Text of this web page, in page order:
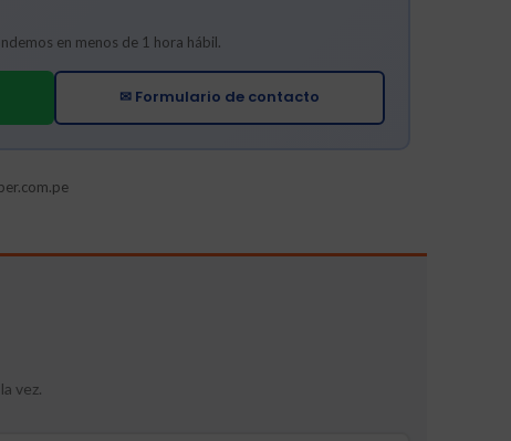
en menos de 1 hora hábil.
✉ Formulario de contacto
vez.